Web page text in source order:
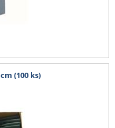
(100 ks)